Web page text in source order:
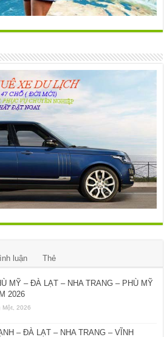
luận Thẻ
MỸ – ĐÀ LẠT – NHA TRANG – PHÙ MỸ
2026
Một, 2026
– ĐÀ LẠT – NHA TRANG – VĨNH